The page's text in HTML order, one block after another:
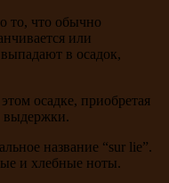
то, что обычно
или
в осадок,
осадке, приобретая
выдержки.
название “sur lie”.
и хлебные ноты.